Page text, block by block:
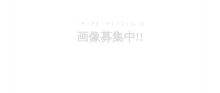
「ディアナ・ディアフェル」の
画像募集中!!